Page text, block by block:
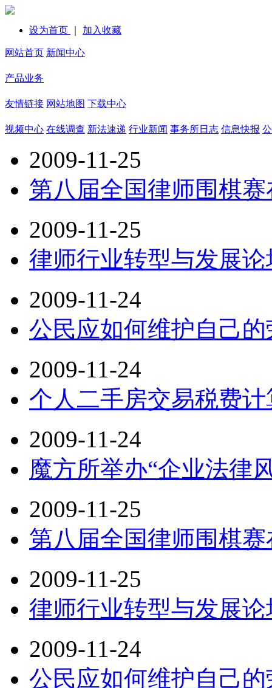
设为首页 加入收藏
网站首页 新闻中心
产品业务
友情链接 网站地图 下载中心
视频中心 在线调查 新法速递 行业新闻 事务所日志 信息快报
2009-11-25
第八届全国律师围棋
2009-11-25
律师行业转型与发展
2009-11-24
公民应如何维护自己
2009-11-24
个人二手房交易税费
2009-11-24
魔方所举办“企业法律
2009-11-25
第八届全国律师围棋
2009-11-25
律师行业转型与发展
2009-11-24
公民应如何维护自己